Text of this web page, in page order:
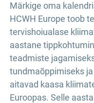
Märkige oma
HCWH Europe toob
tervishoiualase
aastane
teadmiste
tundmaõppimiseks
aitavad kaasa
Euroopas. Selle